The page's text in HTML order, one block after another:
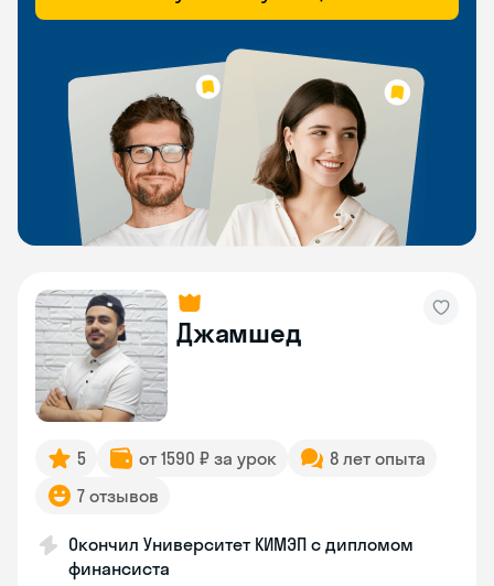
Джамшед
5 от 1590 ₽ за урок
8 лет опыта
7 отзывов
Окончил Университет КИМЭП с дипломом
финансиста